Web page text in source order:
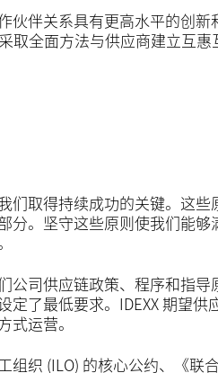
伙伴关系具有更高水平的创新
取全面方法与供应商建立互惠
们取得持续成功的关键。这些
分。坚守这些原则使我们能够
公司供应链政策、程序和指导
定了最低要求。IDEXX 期望供
式运营。
组织 (ILO) 的核心公约、《联